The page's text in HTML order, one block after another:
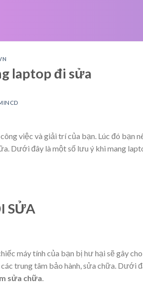
laptop đi sửa
việc và giải trí của bạn. Lúc đó bạn
Dưới đây là một số lưu ý khi mang
SỬA
máy tính của bạn bị hư hại sẽ gây cho
trung tâm bảo hành, sửa chữa. Dưới
sửa chữa